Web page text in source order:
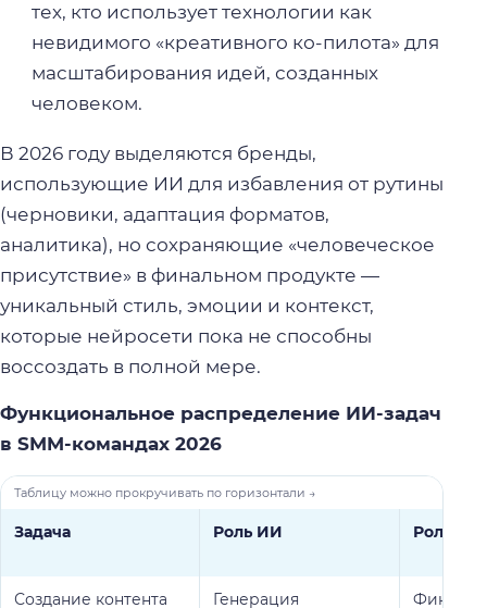
тех, кто использует технологии как
невидимого «креативного ко-пилота» для
масштабирования идей, созданных
человеком.
В 2026 году выделяются бренды,
использующие ИИ для избавления от рутины
(черновики, адаптация форматов,
аналитика), но сохраняющие «человеческое
присутствие» в финальном продукте —
уникальный стиль, эмоции и контекст,
которые нейросети пока не способны
воссоздать в полной мере.
Функциональное распределение ИИ-задач
в SMM-командах 2026
Задача Роль ИИ Роль
Создание контента Генерация